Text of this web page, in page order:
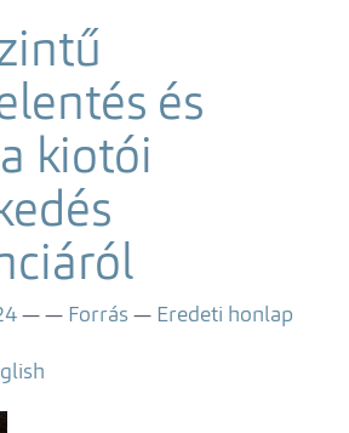
és
kiotói
Forrás Eredeti honlap